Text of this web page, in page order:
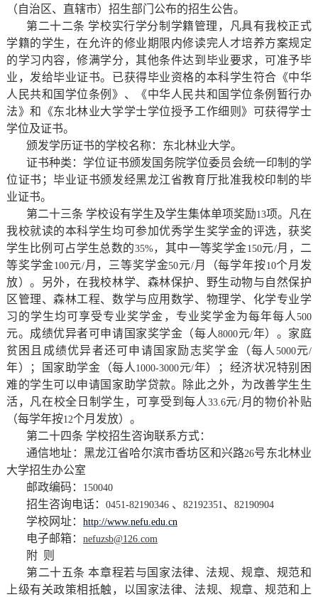
（自治区、直辖市）招生部门公布的招生公告。
第二十二条 学校实行学分制学籍管理，凡具有我校正式
学籍的学生，在允许的修业期限内修读完人才培养方案规定
的学习内容，修满学分，其他条件达到毕业要求，可准予毕
业，发给毕业证书。已获得毕业资格的本科学生符合《中华
人民共和国学位条例》、《中华人民共和国学位条例暂行办
法》和《东北林业大学学士学位授予工作细则》可获得学士
学位及证书。
颁发学历证书的学校名称：东北林业大学。
证书种类：学位证书颁发国务院学位委员会统一印制的学
位证书；毕业证书颁发经黑龙江省教育厅批准我校印制的毕
业证书。
第二十三条 学校设有学生及学生集体单项奖励13项。凡在
我校就读的本科学生均可参加优秀学生奖学金的评选，获奖
学生比例可占学生总数的35%，其中一等奖学金150元/月，二
等奖学金100元/月，三等奖学金50元/月（每学年按10个月发
放）。另外，在我校林学、森林保护、野生动物与自然保护
区管理、森林工程、数学与应用数学、物理学、化学专业学
习的学生均可享受专业奖学金，专业奖学金为每年每人500
元。成绩优异者可申请国家奖学金（每人8000元/年）。家庭
贫困且成绩优异者还可申请国家励志奖学金（每人 5000元/
年）；国家助学金（每人 1000-3000元/年）；经济状况特别困
难的学生可以申请国家助学贷款。除此之外，为改善学生生
活，凡在校全日制学生，可享受到每人 33.6元/月的物价补贴
（每学年按12个月发放）。
第二十四条 学校招生咨询联系方式：
通信地址：黑龙江省哈尔滨市香坊区和兴路26号东北林业
大学招生办公室
邮政编码：
150040
招生咨询电话： 0451-82190346 、 82192351、 82190904
学校网址： http://www.nefu.edu.cn
电子邮箱： nefuzsb@126.com
附 则
第二十五条 本章程若与国家法律、法规、规章、规范和
上级有关政策相抵触，以国家法律、法规、规章、规范和上